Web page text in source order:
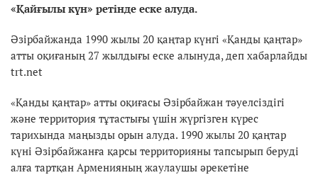
«Қайғылы күн» ретінде еске алуда.
Әзірбайжанда 1990 жылы 20 қаңтар күнгі «Қанды қаңтар»
атты оқиғаның 27 жылдығы еске алынуда, деп хабарлайды
trt.net
«Қанды қаңтар» атты оқиғасы Әзірбайжан тәуелсіздігі
және территория тұтастығы үшін жүргізген күрес
тарихында маңызды орын алуда. 1990 жылы 20 қаңтар
күні Әзірбайжанға қарсы территорияны тапсырып беруді
алға тартқан Арменияның жаулаушы әрекетіне